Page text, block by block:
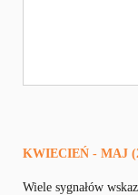
KWIECIEŃ - MAJ
Wiele sygnałów